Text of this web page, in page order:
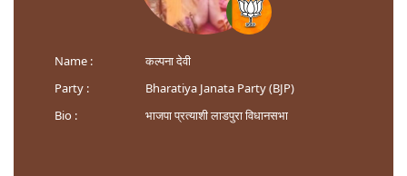
Name :
कल्पना देवी
Party :
Bharatiya Janata Party (BJP)
Bio :
भाजपा प्रत्याशी लाडपुरा विधानसभा